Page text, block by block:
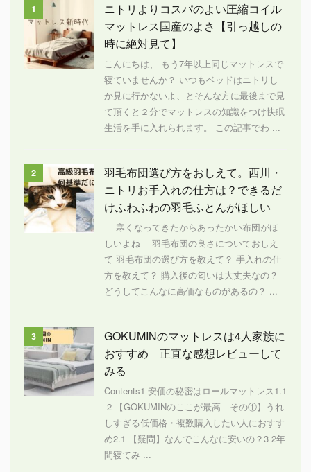
1
ニトリよりコスパのよい圧縮コイル
マットレス国産のよさ【引っ越しの
時に絶対見て】
こんにちは、 もう7年以上同じマットレスで
寝ていませんか？ いつもベッドはニトリし
か見に行かないよ、とそんな方に最後まで見
て頂くと２分でマットレスの知識をつけ快眠
生活を手に入れられます。 この記事でわ ...
2
羽毛布団選び方をおしえて。西川・
ニトリお手入れの仕方は？できるだ
けふわふわの羽毛ふとんがほしい
寒くなってきたからあったかい布団がほ
しいよね 羽毛布団の良さについておしえ
て 羽毛布団の選び方を教えて？ 手入れの仕
方を教えて？ 購入後の匂いは大丈夫なの？
どうしてこんなに高価なものがあるの？ ...
3
GOKUMINのマットレスは4人家族に
おすすめ 正直な感想レビューして
みる
Contents1 安価の秘密はロールマットレス1.1
2 【GOKUMINのここが最高 その①】うれ
しすぎる低価格・複数購入したい人におすす
め2.1 【疑問】なんでこんなに安いの？3 2年
間寝てみ ...